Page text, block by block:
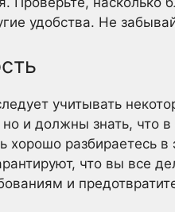
удобства. Не
учитывать
и должны знать, что
хорошо разбираетесь
что вы все
и